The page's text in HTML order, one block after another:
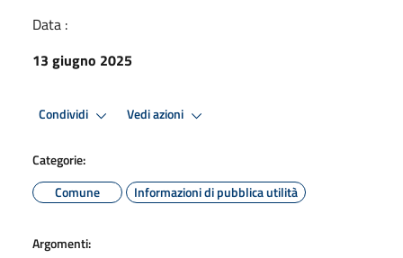
Data :
13 giugno 2025
Condividi Vedi azioni
Categorie:
Comune
Informazioni di pubblica utilità
Argomenti: